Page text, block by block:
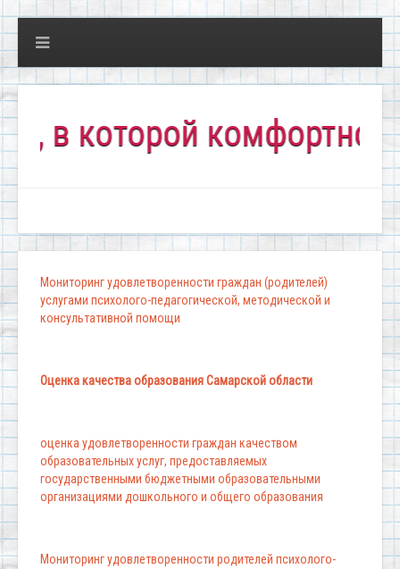
комфортно всем!"
Мониторинг удовлетворенности граждан (родителей)
услугами психолого-педагогической, методической и
консультативной помощи
Оценка качества образования Самарской области
оценка удовлетворенности граждан качеством
образовательных услуг, предоставляемых
государственными бюджетными образовательными
организациями дошкольного и общего образования
Мониторинг удовлетворенности родителей психолого-